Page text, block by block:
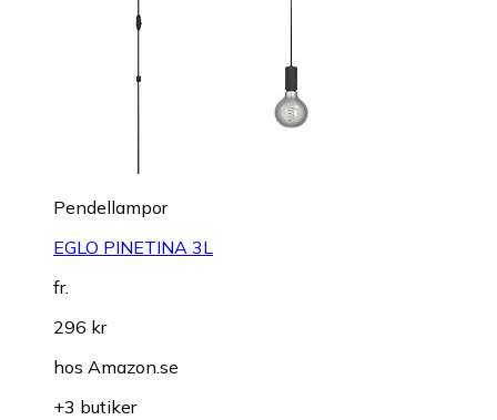
Pendellampor
EGLO PINETINA 3L
fr.
296 kr
hos Amazon.se
+3 butiker